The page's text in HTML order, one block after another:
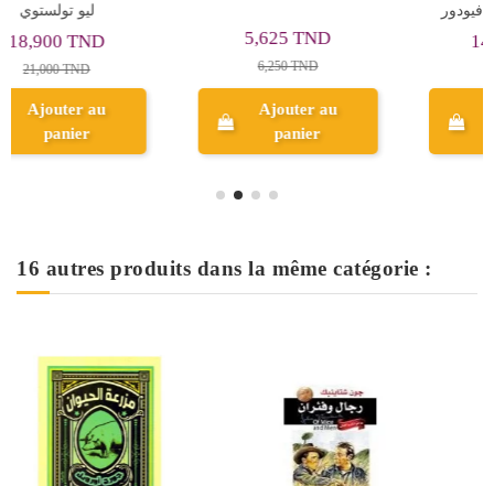
من تحت الارض - فيودور
14,400 TND
16 autres produits dans la même catégorie :